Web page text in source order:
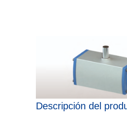
Descripción del